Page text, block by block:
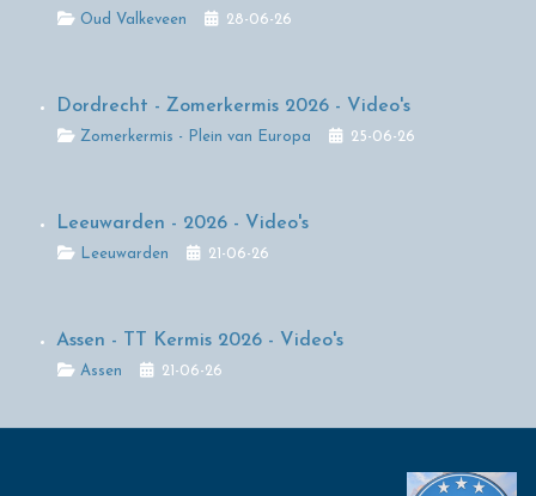
DetailsOud Valkeveen 28-06-26
Dordrecht - Zomerkermis 2026 - Video's
Details
Zomerkermis - Plein van Europa 25-06-26
Leeuwarden - 2026 - Video's
DetailsLeeuwarden 21-06-26
Assen - TT Kermis 2026 - Video's
Details
Assen 21-06-26